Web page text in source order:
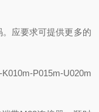
应要求可提供更多的
P015m-U020m